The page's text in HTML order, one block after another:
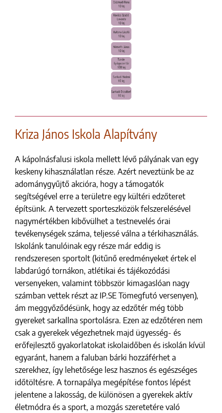
Kriza János Iskola Alapítvány
A kápolnásfalusi iskola mellett lévő pályának van egy
keskeny kihasználatlan része. Azért neveztünk be az
adománygyűjtő akcióra, hogy a támogatók
segítségével erre a területre egy kültéri edzőteret
építsünk. A tervezett sporteszközök felszerelésével
nagymértékben kibővülhet a testnevelés órai
tevékenységek száma, teljessé válna a térkihasználás.
Iskolánk tanulóinak egy része már eddig is
rendszeresen sportolt (kitűnő eredményeket értek el
labdarúgó tornákon, atlétikai és tájékozódási
versenyeken, valamint többször kimagaslóan nagy
számban vettek részt az IP.SE Tömegfutó versenyen),
ám meggyőződésünk, hogy az edzőtér még több
gyereket sarkallna sportolásra. Ezen az edzőtéren nem
csak a gyerekek végezhetnek majd ügyesség- és
erőfejlesztő gyakorlatokat iskolaidőben és iskolán kívül
egyaránt, hanem a faluban bárki hozzáférhet a
szerekhez, így lehetősége lesz hasznos és egészséges
időtöltésre. A tornapálya megépítése fontos lépést
jelentene a lakosság, de különösen a gyerekek aktív
életmódra és a sport, a mozgás szeretetére való